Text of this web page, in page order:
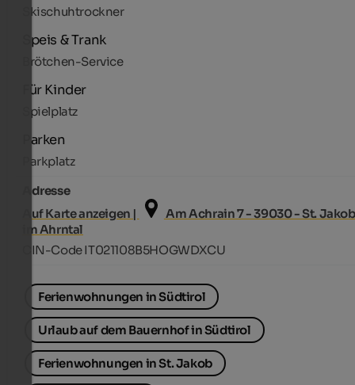
Skischuhtrockner
Speis & Trank
Brötchen-Service
Für Kinder
Spielplatz
Parken
Parkplatz
Adresse
Auf Karte anzeigen |
Am Achrain 7 - 39030 - St. Jakob
im Ahrntal
CIN-Code IT021108B5HOGWDXCU
Ferienwohnungen in Südtirol
Urlaub auf dem Bauernhof in Südtirol
Ferienwohnungen in St. Jakob